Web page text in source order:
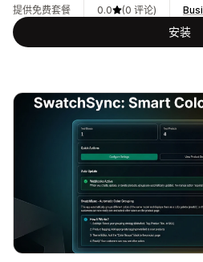
提供免费套餐
0.0
(0 评论)
安装